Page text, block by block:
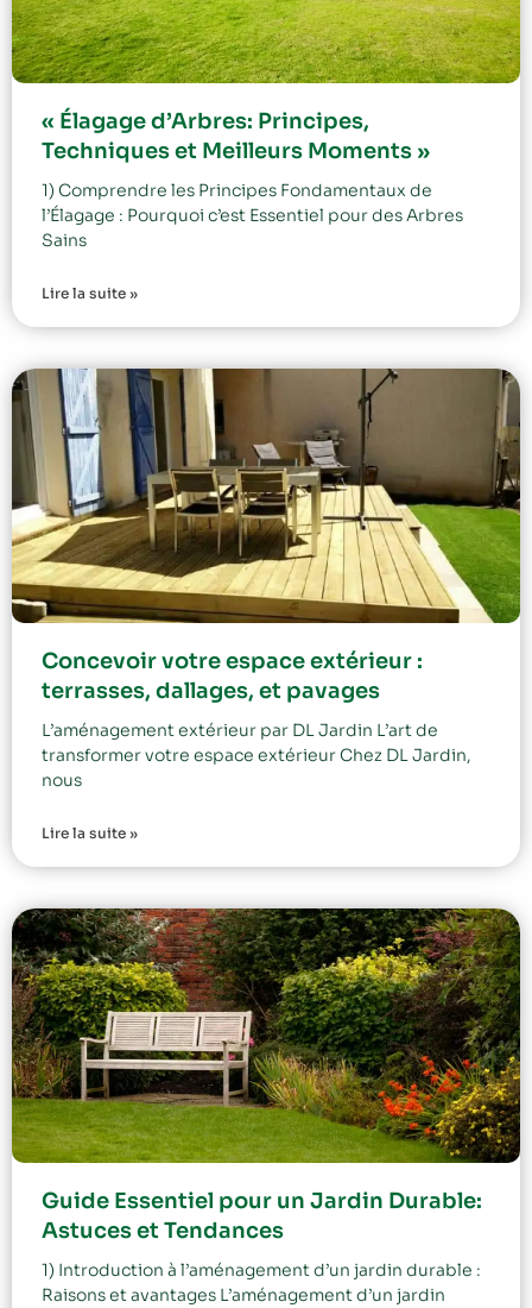
« Élagage d’Arbres: Principes,
Techniques et Meilleurs Moments »
1) Comprendre les Principes Fondamentaux de
l’Élagage : Pourquoi c’est Essentiel pour des Arbres
Sains
Lire la suite »
Concevoir votre espace extérieur :
terrasses, dallages, et pavages
L’aménagement extérieur par DL Jardin L’art de
transformer votre espace extérieur Chez DL Jardin,
nous
Lire la suite »
Guide Essentiel pour un Jardin Durable:
Astuces et Tendances
1) Introduction à l’aménagement d’un jardin durable :
Raisons et avantages L’aménagement d’un jardin